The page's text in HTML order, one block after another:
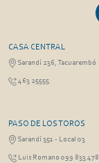
CASA CENTRAL
Sarandí 236, Tacuarembó
463 25555
PASO DE LOS TOROS
Sarandí 351 - Local 03
Luis Romano 099 833 478